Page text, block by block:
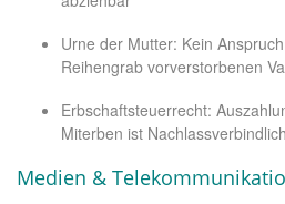
Urne der Mutter: Kein
Reihengrab vorverstorbenen
Erbschaftsteuerrecht:
Miterben ist
Medien &